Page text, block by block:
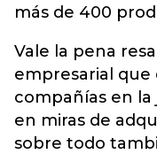
más de 400
Vale la pena
empresarial que
compañías en la
en miras de
sobre todo